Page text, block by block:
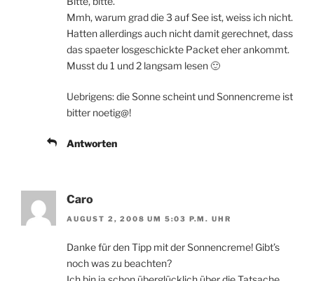
Mmh, warum grad die 3 auf See ist, weiss ich nicht.
Hatten allerdings auch nicht damit gerechnet, dass
das spaeter losgeschickte Packet eher ankommt.
Musst du 1 und 2 langsam lesen 🙂
Uebrigens: die Sonne scheint und Sonnencreme ist
bitter noetig@!
Antworten
Caro
AUGUST 2, 2008 UM 5:03 P.M. UHR
Danke für den Tipp mit der Sonnencreme! Gibt’s
noch was zu beachten?